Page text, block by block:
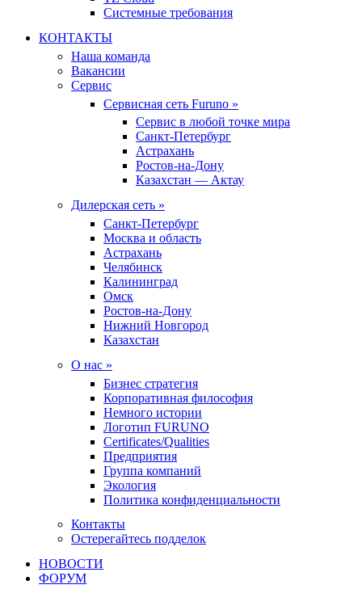
Системные требования
КОНТАКТЫ
Наша команда
Вакансии
Сервис
Сервисная сеть Furuno »
Сервис в любой точке мира
Санкт-Петербург
Астрахань
Ростов-на-Дону
Казахстан — Актау
Дилерская сеть »
Санкт-Петербург
Москва и область
Астрахань
Челябинск
Калининград
Омск
Ростов-на-Дону
Нижний Новгород
Казахстан
О нас »
Бизнес стратегия
Корпоративная философия
Немного истории
Логотип FURUNO
Certificates/Qualities
Предприятия
Группа компаний
Экология
Политика конфиденциальности
Контакты
Остерегайтесь подделок
НОВОСТИ
ФОРУМ